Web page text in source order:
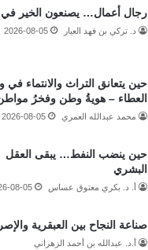
رجال أعمال… يصنعون الخير
د. تركي بن فهد العيار 2026-08-05
حين يتعانق التراث والانتماء
العطاء – هويةُ وطن وفخرُ
محمد عبدالله العمري 2026-08-05
حين ينضب النفط… يبقى العقل
البشري
أ. د. بكري معتوق عساس 08-05
صناعة النجاح بين العبقرية
أ.د. عبدالله بن أحمد الزهراني